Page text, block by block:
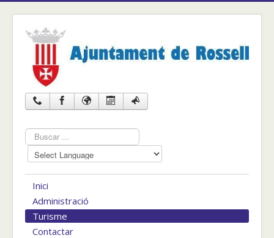
Cercar
...
Inici
Administració
Turisme
Contactar